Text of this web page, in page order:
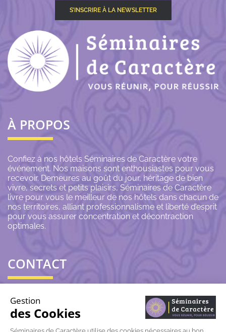
S’INSCRIRE À LA NEWSLETTER
À PROPOS
Confiez à nos hôtels Séminaires de Caractère votre
événement. Nos maisons sont enthousiastes pour vous
recevoir. Demeures au goût du jour, héritage de bien
vivre, secrets et petits plaisirs, Séminaires de Caractère
livre pour vous le meilleur de nos hôtels dans chacun de
nos territoires, alliant professionnalisme et liberté d’esprit
pour vous assurer concentration et décontraction
optimales.
CONTACT
06 43 69 79 72
contact@seminairesdecaractere.fr
Gestion
des Cookies
Séminaires de Caractère utilise des cookies nécessaires au bon